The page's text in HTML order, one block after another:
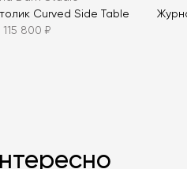
Curved Side Table
115 800 ₽